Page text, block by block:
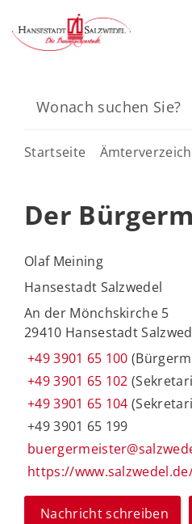
Startseite
Der
Olaf Meining
Hansestadt Salzwedel
An der Mönchskirche 5
29410 Hansestadt
+49 3901 65 100
+49 3901 65 102
+49 3901 65 104
+49 3901 65 199
https://
Nachricht schreiben